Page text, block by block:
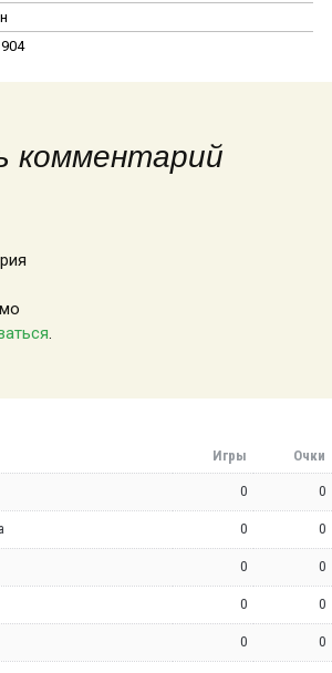
комментарий
.
Игры Очки
0 0
0 0
0 0
0 0
0 0